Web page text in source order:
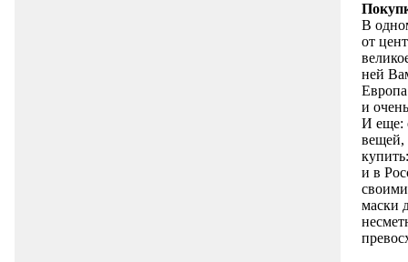
В
от
ней
и
И еще:
вещей,
и в
маски